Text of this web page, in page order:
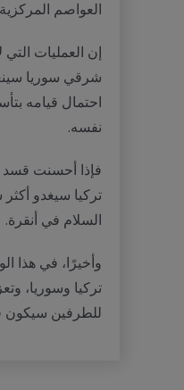
العواصم
إن العمليات
احتمال قيامه
نفسه.
فإذا أحسنت قسد
تركيا سيغدو
السلام في أنقرة.
وأخيرًا، في هذا
تركيا وسوريا،
للطرفين سيكون